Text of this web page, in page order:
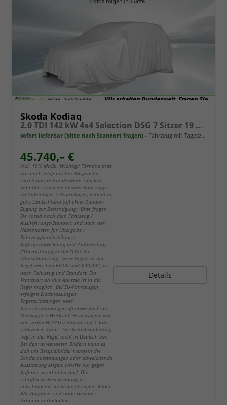
Skoda Kodiaq
2.0 TDI 142 kW 4x4 Selection DSG 7 Sitzer 19 Zoll AHK el. HK
sofort lieferbar (bitte nach Standort fragen) Fahrzeug mit Tageszulassung
45.740,– €
incl. 19% MwSt.. Wichtig!: Termine bitte
nur nach telefonischer Absprache.
Durch unsere bundesweite Tätigkeit,
befinden sich viele unserer Fahrzeuge
im Außenlager / Zentrallager, verteilt in
ganz Deutschland (oft ohne Kunden-
Zugang zur Besichtigung). Bitte fragen
Sie vorab nach dem Fahrzeug /
Auslieferungs-Standort und nach den
Nebenkosten für Übergabe /
Fahrzeugbereitstellung /
Auftragsabwicklung und Aufbereitung
("Überführungskosten") für Ihr
Wunschfahrzeug. Diese liegen in der
Regel zwischen 60,00 und 890,00€, je
nach Fahrzeug und Standort. Ein
Transport an Ihre Adresse ist in der
Regel möglich. Bei EU-Fahrzeugen
erfolgen Erstzulassungen,
Tageszulassungen oder
Kurzzeitzulassungen oft gewerblich als
Mietwagen / Werkstatt Ersatzwagen, was
den ersten HU/AU Zeitraum auf 1 Jahr
reduzieren kann. Die Betriebsanleitung
liegt in der Regel nicht in Deutsch bei.
Bei den verwendeten Bildern kann es
sich um Beispielbilder handeln die
Sonderausstattungen oder abweichende
Ausstattung zeigen, welche nur gegen
Aufpreis zu erhalten sind. Die
schriftliche Beschreibung ist
entscheidend, nicht die gezeigten Bilder.
Alle Angaben sind ohne Gewähr.
Irrtümer vorbehalten.
Details